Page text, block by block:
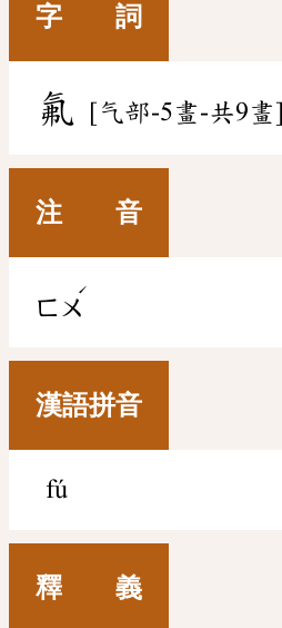
字 詞
氟 [气部-5畫-共9畫]
注 音
ㄈㄨ
ˊ
漢語拼音
fú
釋 義